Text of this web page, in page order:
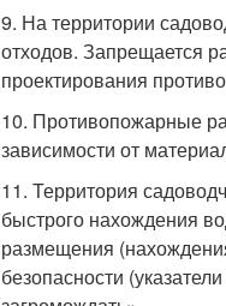
9. На территории
отходов. Запрещается
проектирования
10. Противопожарные
зависимости от
11. Территория
быстрого нахождения
размещения
безопасности